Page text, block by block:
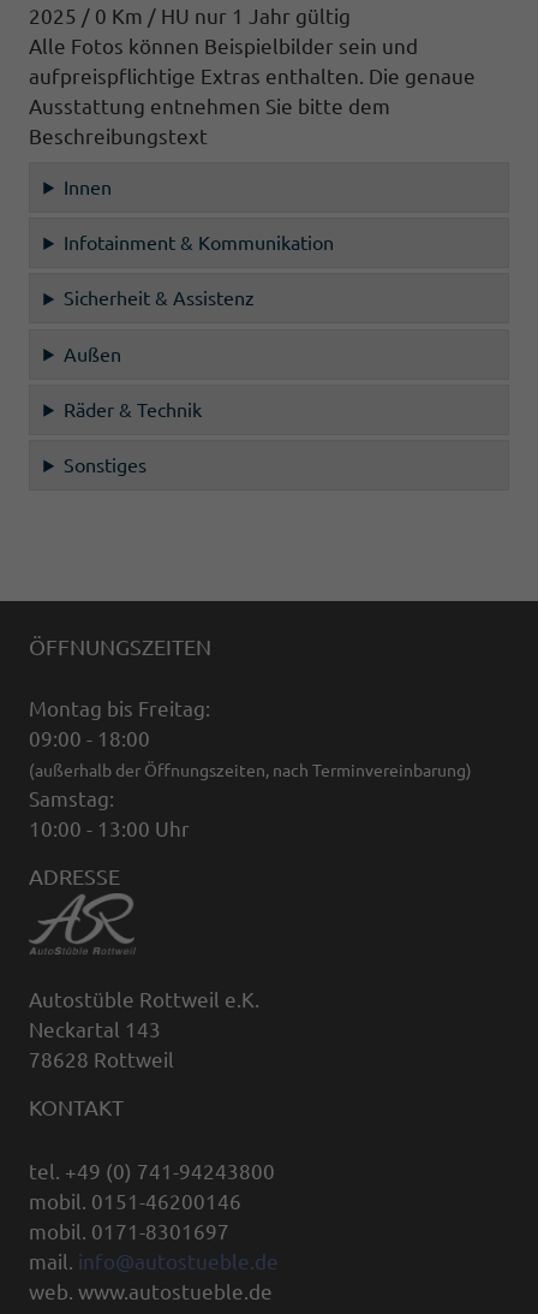
2025 / 0 Km / HU nur 1 Jahr gültig
Alle Fotos können Beispielbilder sein und
aufpreispflichtige Extras enthalten. Die genaue
Ausstattung entnehmen Sie bitte dem
Beschreibungstext
Innen
Infotainment & Kommunikation
Sicherheit & Assistenz
Außen
Räder & Technik
Sonstiges
ÖFFNUNGSZEITEN
Montag bis Freitag:
09:00 - 18:00
(außerhalb der Öffnungszeiten, nach Terminvereinbarung)
Samstag:
10:00 - 13:00 Uhr
ADRESSE
Autostüble Rottweil e.K.
Neckartal 143
78628 Rottweil
KONTAKT
tel. +49 (0) 741-94243800
mobil. 0151-46200146
mobil. 0171-8301697
mail. info@autostueble.de
web. www.autostueble.de